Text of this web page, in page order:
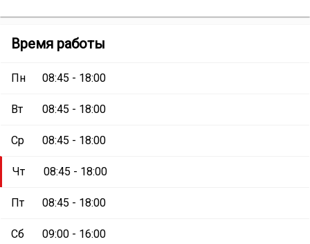
Время работы
для
Пн 08:45 - 18:00
Вт 08:45 - 18:00
Ср 08:45 - 18:00
Чт 08:45 - 18:00
Пт 08:45 - 18:00
Сб 09:00 - 16:00